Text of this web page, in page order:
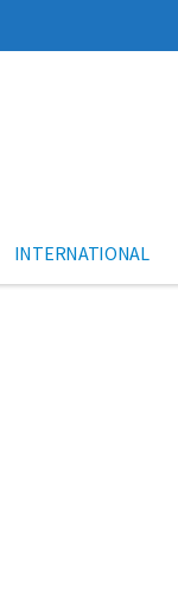
INTERNATIONAL